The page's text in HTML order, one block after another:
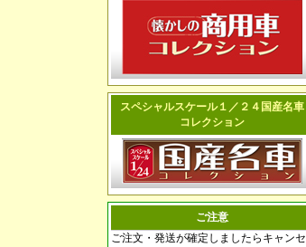
スペシャルスケール１／２４国産名車
コレクション
ご注意
ご注文・発送が確定しましたらキャンセ